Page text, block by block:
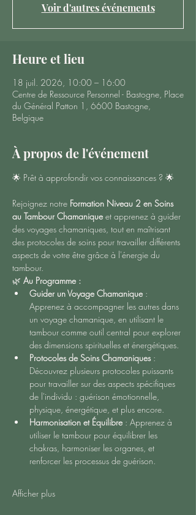
Voir d'autres événements
Heure et lieu
18 juil. 2026, 10:00 – 16:00
Centre de Ressource Personnel - Bastogne, Place
du Général Patton 1, 6600 Bastogne,
Belgique
À propos de l'événement
🌟 Prêt à approfondir vos connaissances ? 🌟
Rejoignez notre Formation Niveau 2 en Soins
au Tambour Chamanique et apprenez à guider
des voyages chamaniques, tout en maîtrisant
des protocoles de soins pour travailler différents
aspects de votre être grâce à l'énergie du
tambour.
🌿 Au Programme :
Guider un Voyage Chamanique :
Apprenez à accompagner les autres dans
un voyage chamanique, en utilisant le
tambour comme outil central pour explorer
des dimensions spirituelles et énergétiques.
Protocoles de Soins Chamaniques :
Découvrez plusieurs protocoles puissants
pour travailler sur des aspects spécifiques
de l'individu : guérison émotionnelle,
physique, énergétique, et plus encore.
Harmonisation et Équilibre : Apprenez à
utiliser le tambour pour équilibrer les
chakras, harmoniser les organes, et
renforcer les processus de guérison.
Afficher plus